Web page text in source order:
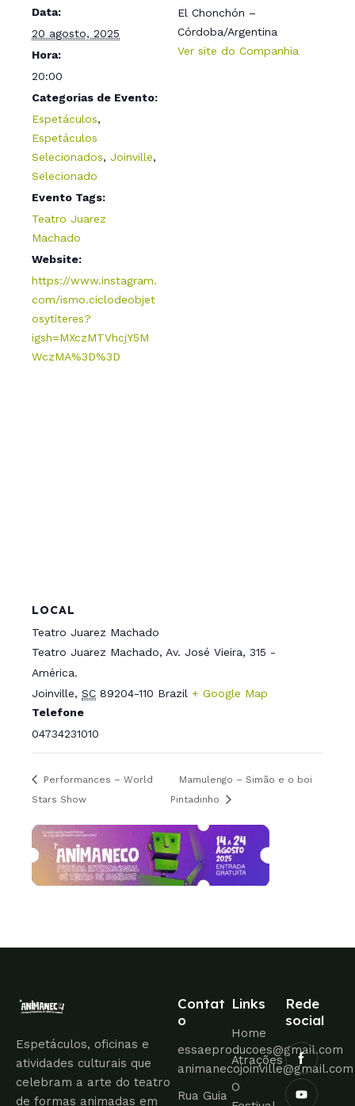
Data:
20 agosto, 2025
Hora:
20:00
Categorias de Evento:
Espetáculos,
Espetáculos
Selecionados, Joinville,
Selecionado
Evento Tags:
Teatro Juarez
Machado
Website:
https://www.instagram.
com/ismo.ciclodeobjet
osytiteres?
igsh=MXczMTVhcjY5M
WczMA%3D%3D
El Chonchón –
Córdoba/Argentina
Ver site do Companhia
LOCAL
Teatro Juarez Machado
Teatro Juarez Machado, Av. José Vieira, 315 -
América.
Joinville, SC 89204-110 Brazil + Google Map
Telefone
04734231010
Performances – World
Stars Show
Mamulengo – Simão e o boi
Pintadinho
Espetáculos, oficinas e
atividades culturais que
celebram a arte do teatro
de formas animadas em
Contat
o
essaeproducoes@gmail.com
animanecojoinville@gmail.com
Rua Guia
Links
Home
Atrações
O
Rede
social